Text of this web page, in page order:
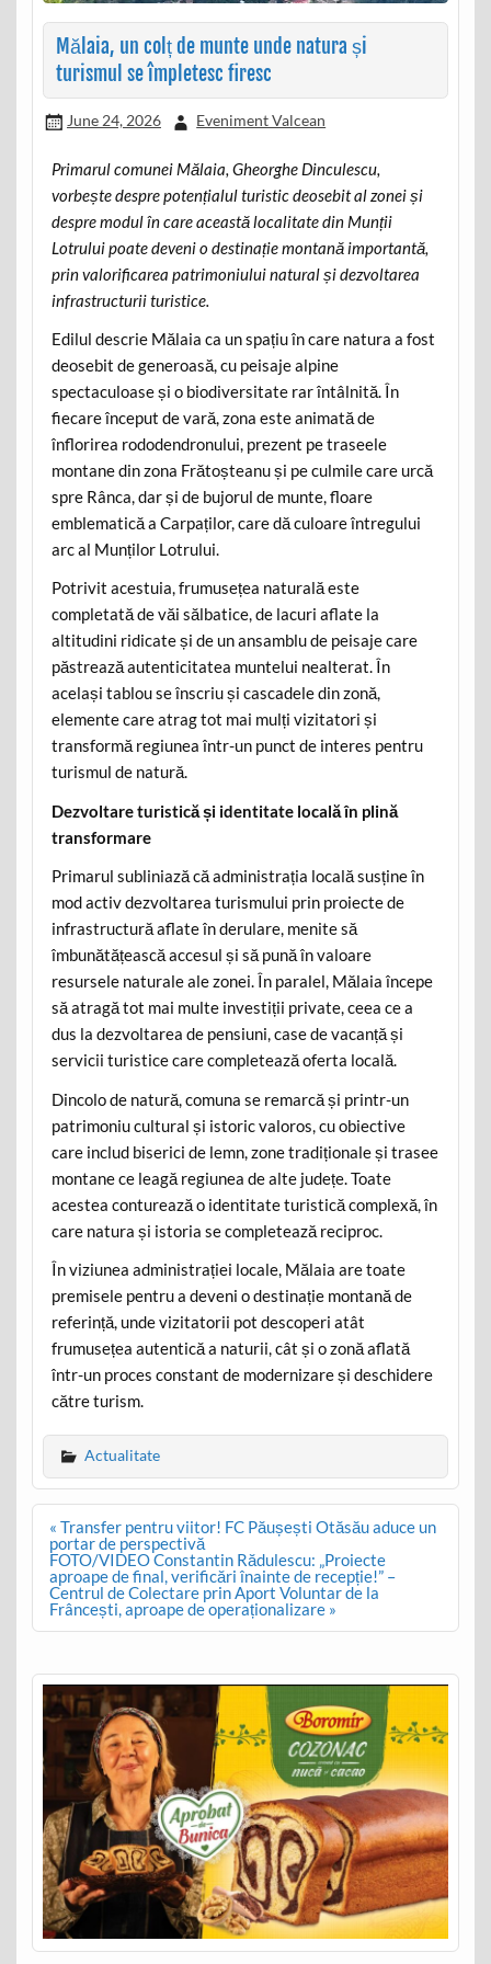
Mălaia, un colț de munte unde natura și
turismul se împletesc firesc
June 24, 2026 Eveniment Valcean
Primarul comunei Mălaia, Gheorghe Dinculescu,
vorbește despre potențialul turistic deosebit al zonei și
despre modul în care această localitate din Munții
Lotrului poate deveni o destinație montană importantă,
prin valorificarea patrimoniului natural și dezvoltarea
infrastructurii turistice.
Edilul descrie Mălaia ca un spațiu în care natura a fost
deosebit de generoasă, cu peisaje alpine
spectaculoase și o biodiversitate rar întâlnită. În
fiecare început de vară, zona este animată de
înflorirea rododendronului, prezent pe traseele
montane din zona Frătoșteanu și pe culmile care urcă
spre Rânca, dar și de bujorul de munte, floare
emblematică a Carpaților, care dă culoare întregului
arc al Munților Lotrului.
Potrivit acestuia, frumusețea naturală este
completată de văi sălbatice, de lacuri aflate la
altitudini ridicate și de un ansamblu de peisaje care
păstrează autenticitatea muntelui nealterat. În
același tablou se înscriu și cascadele din zonă,
elemente care atrag tot mai mulți vizitatori și
transformă regiunea într-un punct de interes pentru
turismul de natură.
Dezvoltare turistică și identitate locală în plină
transformare
Primarul subliniază că administrația locală susține în
mod activ dezvoltarea turismului prin proiecte de
infrastructură aflate în derulare, menite să
îmbunătățească accesul și să pună în valoare
resursele naturale ale zonei. În paralel, Mălaia începe
să atragă tot mai multe investiții private, ceea ce a
dus la dezvoltarea de pensiuni, case de vacanță și
servicii turistice care completează oferta locală.
Dincolo de natură, comuna se remarcă și printr-un
patrimoniu cultural și istoric valoros, cu obiective
care includ biserici de lemn, zone tradiționale și trasee
montane ce leagă regiunea de alte județe. Toate
acestea conturează o identitate turistică complexă, în
care natura și istoria se completează reciproc.
În viziunea administrației locale, Mălaia are toate
premisele pentru a deveni o destinație montană de
referință, unde vizitatorii pot descoperi atât
frumusețea autentică a naturii, cât și o zonă aflată
într-un proces constant de modernizare și deschidere
către turism.
Actualitate
Post
navigation
« Transfer pentru viitor! FC Păușești Otăsău aduce un
portar de perspectivă
FOTO/VIDEO Constantin Rădulescu: „Proiecte
aproape de final, verificări înainte de recepție!” –
Centrul de Colectare prin Aport Voluntar de la
Frâncești, aproape de operaționalizare »